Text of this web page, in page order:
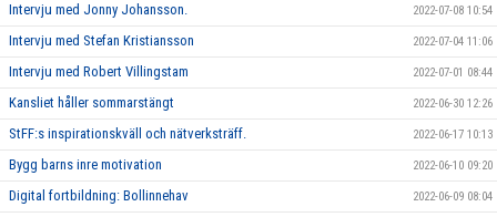
Intervju med Jonny Johansson. 2022-07-08 10:54
Intervju med Stefan Kristiansson 2022-07-04 11:06
Intervju med Robert Villingstam 2022-07-01 08:44
Kansliet håller sommarstängt 2022-06-30 12:26
StFF:s inspirationskväll och nätverksträff. 2022-06-17 10:13
Bygg barns inre motivation 2022-06-10 09:20
Digital fortbildning: Bollinnehav 2022-06-09 08:04